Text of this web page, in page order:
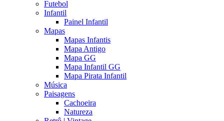
Futebol
Infantil
Painel Infantil
Mapas
Mapas Infantis
Mapa Antigo
Mapa GG
Mapa Infantil GG
Mapa Pirata Infantil
Música
Paisagens
Cachoeira
Natureza